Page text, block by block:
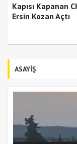
Kapısı Kapanan
Ersin Kozan Açtı
ASAYİŞ